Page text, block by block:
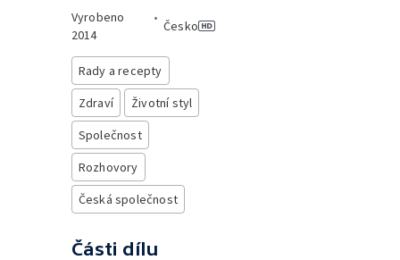
Vyrobeno
2014
•
Česko
Rady a recepty
Zdraví
Životní styl
Společnost
Rozhovory
Česká společnost
Části dílu